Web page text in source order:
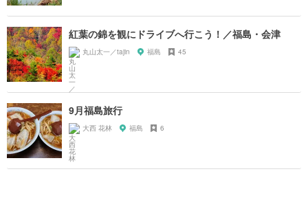
紅葉の錦を観にドライブへ行こう！／福島・会津
丸山太一／tajin 福島 45
9月福島旅行
大西 花林 福島 6